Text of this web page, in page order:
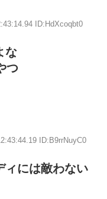
ID:HdXcoqbt0
な
つ
ID:B9rrNuyC0
ィには敵わない